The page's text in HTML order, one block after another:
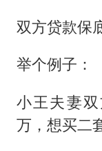
双方贷款保
举个例子：
小王夫妻
万，想买二